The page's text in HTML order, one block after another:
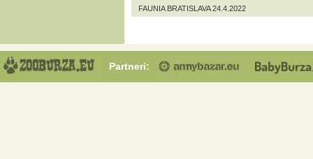
FAUNIA BRATISLAVA 24.4.2022
Partneri: